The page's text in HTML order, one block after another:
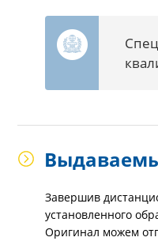
Завершив
установленного
Оригинал можем